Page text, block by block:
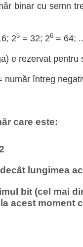
binar cu semn
25= 32; 26= 64;
e rezervat pentru
număr întreg
care este:
lungimea
bit (cel mai
acest moment